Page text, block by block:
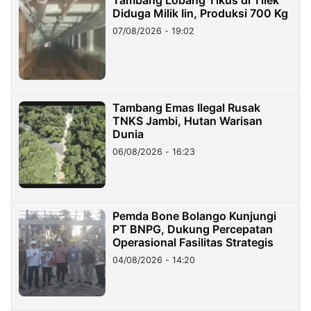
Diduga Milik Iin, Produksi 700 Kg
07/08/2026 - 19:02
Tambang Emas Ilegal Rusak
TNKS Jambi, Hutan Warisan
Dunia
06/08/2026 - 16:23
Pemda Bone Bolango Kunjungi
PT BNPG, Dukung Percepatan
Operasional Fasilitas Strategis
04/08/2026 - 14:20